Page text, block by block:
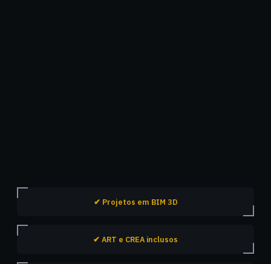
✔ Projetos em BIM 3D
✔ ART e CREA inclusos